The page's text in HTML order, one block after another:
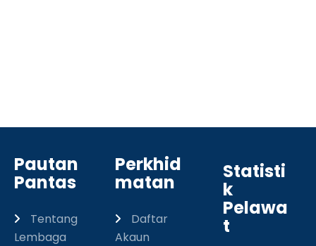
Pautan
Pantas
Tentang
Lembaga
Perkhid
matan
Daftar
Akaun
Statisti
k
Pelawa
t